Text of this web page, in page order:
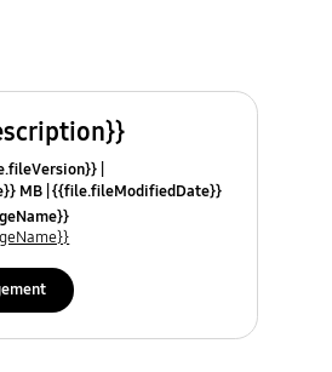
MB {{file.fileModifiedDate}}